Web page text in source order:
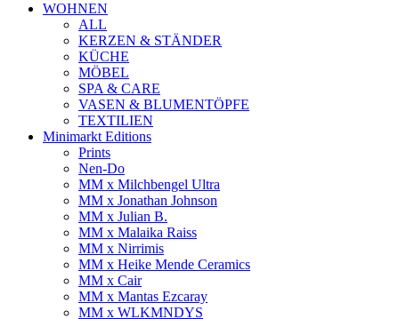
WOHNEN
ALL
KERZEN & STÄNDER
KÜCHE
MÖBEL
SPA & CARE
VASEN & BLUMENTÖPFE
TEXTILIEN
Minimarkt Editions
Prints
Nen-Do
MM x Milchbengel Ultra
MM x Jonathan Johnson
MM x Julian B.
MM x Malaika Raiss
MM x Nirrimis
MM x Heike Mende Ceramics
MM x Cair
MM x Mantas Ezcaray
MM x WLKMNDYS